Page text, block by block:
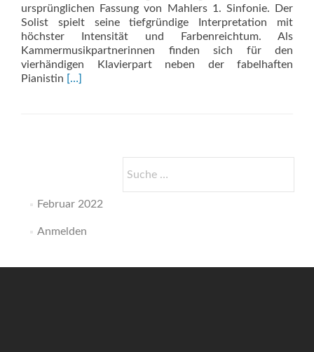
ursprünglichen Fassung von Mahlers 1. Sinfonie. Der
Solist spielt seine tiefgründige Interpretation mit
höchster Intensität und Farbenreichtum. Als
Kammermusikpartnerinnen finden sich für den
vierhändigen Klavierpart neben der fabelhaften
Pianistin Read
[…]
nach:
Februar 2022
Anmelden